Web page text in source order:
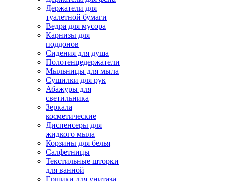
Держатели для
туалетной бумаги
Ведра для мусора
Карнизы для
поддонов
Сидения для душа
Полотенцедержатели
Мыльницы для мыла
Сушилки для рук
Абажуры для
светильника
Зеркала
косметические
Диспенсеры для
жидкого мыла
Корзины для белья
Салфетницы
Текстильные шторки
для ванной
Ершики для унитаза